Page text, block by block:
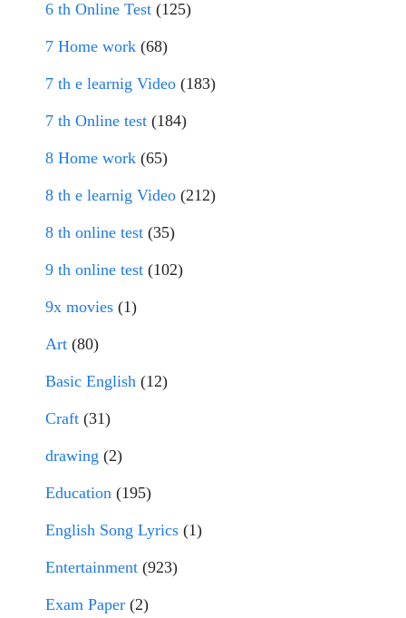
6 th Online Test (125)
7 Home work (68)
7 th e learnig Video (183)
7 th Online test (184)
8 Home work (65)
8 th e learnig Video (212)
8 th online test (35)
9 th online test (102)
9x movies (1)
Art (80)
Basic English (12)
Craft (31)
drawing (2)
Education (195)
English Song Lyrics (1)
Entertainment (923)
Exam Paper (2)